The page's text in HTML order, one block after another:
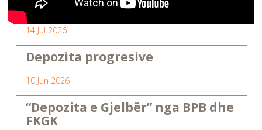
14 Jul 2026
Depozita progresive
10 Jun 2026
“Depozita e Gjelbër” nga BPB dhe
FKGK